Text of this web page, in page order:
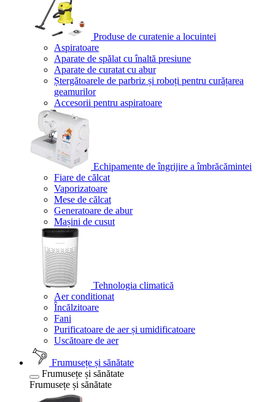
Produse de curatenie a locuintei
Aspiratoare
Aparate de spălat cu înaltă presiune
Aparate de curatat cu abur
Ștergătoarele de parbriz și roboți pentru curățarea
geamurilor
Accesorii pentru aspiratoare
Echipamente de îngrijire a îmbrăcămintei
Fiare de călcat
Vaporizatoare
Mese de călcat
Generatoare de abur
Mașini de cusut
Tehnologia climatică
Aer conditionat
Încălzitoare
Fani
Purificatoare de aer și umidificatoare
Uscătoare de aer
Frumusețe și sănătate
Frumusețe și sănătate
Frumusețe și sănătate